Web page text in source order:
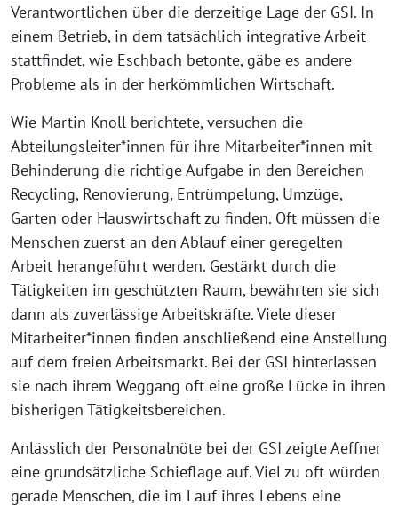
Verantwortlichen über die derzeitige Lage der GSI. In
einem Betrieb, in dem tatsächlich integrative Arbeit
stattfindet, wie Eschbach betonte, gäbe es andere
Probleme als in der herkömmlichen Wirtschaft.
Wie Martin Knoll berichtete, versuchen die
Abteilungsleiter*innen für ihre Mitarbeiter*innen mit
Behinderung die richtige Aufgabe in den Bereichen
Recycling, Renovierung, Entrümpelung, Umzüge,
Garten oder Hauswirtschaft zu finden. Oft müssen die
Menschen zuerst an den Ablauf einer geregelten
Arbeit herangeführt werden. Gestärkt durch die
Tätigkeiten im geschützten Raum, bewährten sie sich
dann als zuverlässige Arbeitskräfte. Viele dieser
Mitarbeiter*innen finden anschließend eine Anstellung
auf dem freien Arbeitsmarkt. Bei der GSI hinterlassen
sie nach ihrem Weggang oft eine große Lücke in ihren
bisherigen Tätigkeitsbereichen.
Anlässlich der Personalnöte bei der GSI zeigte Aeffner
eine grundsätzliche Schieflage auf. Viel zu oft würden
gerade Menschen, die im Lauf ihres Lebens eine